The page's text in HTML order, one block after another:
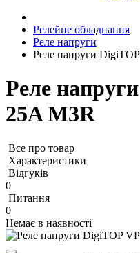
Релейне обладнання
Реле напруги
Реле напруги
Реле
25A M3R
Все про товар
Характеристики
Відгуків
0
Питання
0
Немає в наявності